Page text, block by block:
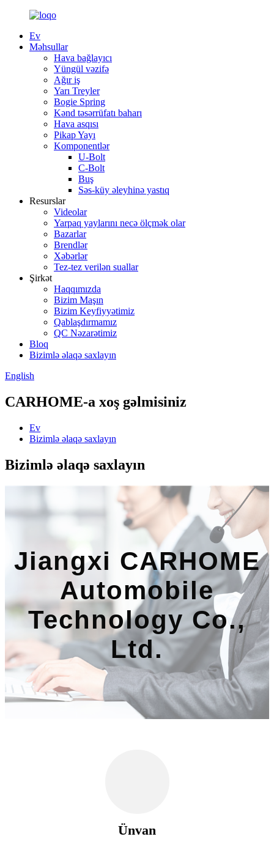
Ev
Məhsullar
Hava bağlayıcı
Yüngül vəzifə
Ağır iş
Yarı Treyler
Bogie Spring
Kənd təsərrüfatı baharı
Hava asqısı
Pikap Yayı
Komponentlər
U-Bolt
C-Bolt
Buş
Səs-küy əleyhinə yastıq
Resurslar
Videolar
Yarpaq yaylarını necə ölçmək olar
Bazarlar
Brendlər
Xəbərlər
Tez-tez verilən suallar
Şirkət
Haqqımızda
Bizim Maşın
Bizim Keyfiyyətimiz
Qablaşdırmamız
QC Nəzarətimiz
Bloq
Bizimlə əlaqə saxlayın
English
CARHOME-a xoş gəlmisiniz
Ev
Bizimlə əlaqə saxlayın
Bizimlə əlaqə saxlayın
Jiangxi CARHOME
Automobile
Technology Co.,
Ltd.
Ünvan